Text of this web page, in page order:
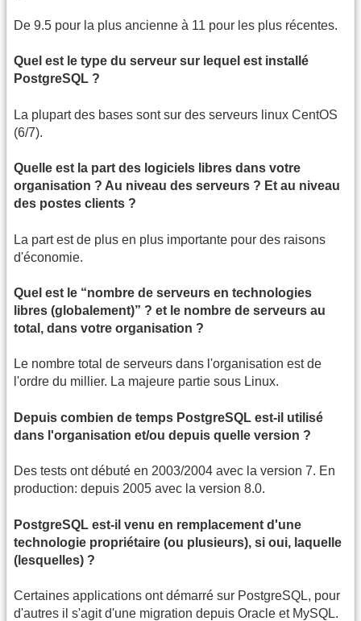
De 9.5 pour la plus ancienne à 11 pour les plus récentes.
Quel est le type du serveur sur lequel est installé
PostgreSQL ?
La plupart des bases sont sur des serveurs linux CentOS
(6/7).
Quelle est la part des logiciels libres dans votre
organisation ? Au niveau des serveurs ? Et au niveau
des postes clients ?
La part est de plus en plus importante pour des raisons
d'économie.
Quel est le “nombre de serveurs en technologies
libres (globalement)” ? et le nombre de serveurs au
total, dans votre organisation ?
Le nombre total de serveurs dans l'organisation est de
l'ordre du millier. La majeure partie sous Linux.
Depuis combien de temps PostgreSQL est-il utilisé
dans l'organisation et/ou depuis quelle version ?
Des tests ont débuté en 2003/2004 avec la version 7. En
production: depuis 2005 avec la version 8.0.
PostgreSQL est-il venu en remplacement d'une
technologie propriétaire (ou plusieurs), si oui, laquelle
(lesquelles) ?
Certaines applications ont démarré sur PostgreSQL, pour
d'autres il s'agit d'une migration depuis Oracle et MySQL.